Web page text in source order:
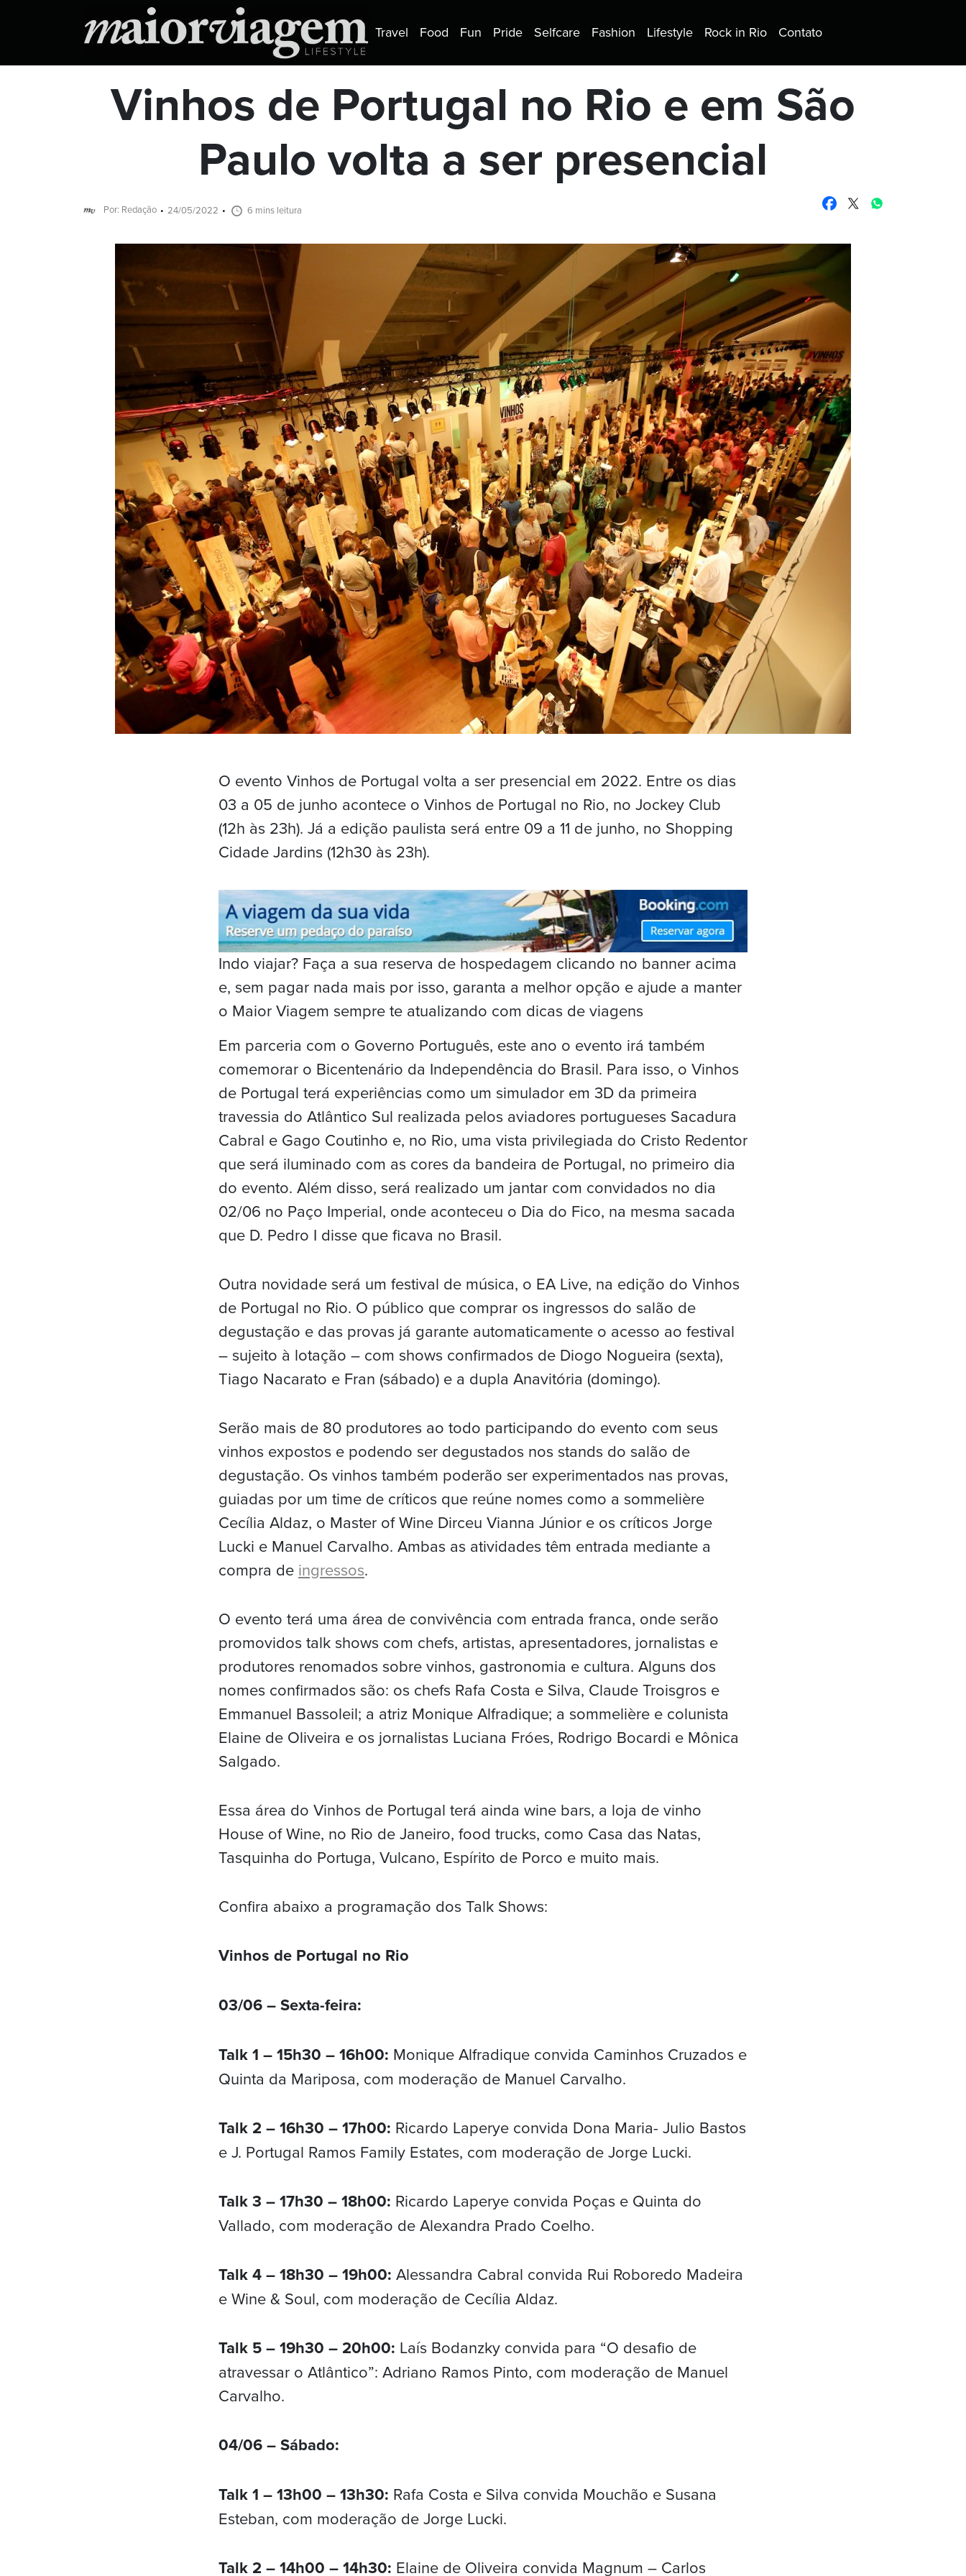
Travel Food Fun Pride Selfcare Fashion Lifestyle Rock in Rio Contato
Vinhos de Portugal no Rio e em São
Paulo volta a ser presencial
Por: Redação 24/05/2022 6 mins leitura
O evento Vinhos de Portugal volta a ser presencial em 2022. Entre os dias
03 a 05 de junho acontece o Vinhos de Portugal no Rio, no Jockey Club
(12h às 23h). Já a edição paulista será entre 09 a 11 de junho, no Shopping
Cidade Jardins (12h30 às 23h).
Indo viajar? Faça a sua reserva de hospedagem clicando no banner acima
e, sem pagar nada mais por isso, garanta a melhor opção e ajude a manter
o Maior Viagem sempre te atualizando com dicas de viagens
Em parceria com o Governo Português, este ano o evento irá também
comemorar o Bicentenário da Independência do Brasil. Para isso, o Vinhos
de Portugal terá experiências como um simulador em 3D da primeira
travessia do Atlântico Sul realizada pelos aviadores portugueses Sacadura
Cabral e Gago Coutinho e, no Rio, uma vista privilegiada do Cristo Redentor
que será iluminado com as cores da bandeira de Portugal, no primeiro dia
do evento. Além disso, será realizado um jantar com convidados no dia
02/06 no Paço Imperial, onde aconteceu o Dia do Fico, na mesma sacada
que D. Pedro I disse que ficava no Brasil.
Outra novidade será um festival de música, o EA Live, na edição do Vinhos
de Portugal no Rio. O público que comprar os ingressos do salão de
degustação e das provas já garante automaticamente o acesso ao festival
– sujeito à lotação – com shows confirmados de Diogo Nogueira (sexta),
Tiago Nacarato e Fran (sábado) e a dupla Anavitória (domingo).
Serão mais de 80 produtores ao todo participando do evento com seus
vinhos expostos e podendo ser degustados nos stands do salão de
degustação. Os vinhos também poderão ser experimentados nas provas,
guiadas por um time de críticos que reúne nomes como a sommelière
Cecília Aldaz, o Master of Wine Dirceu Vianna Júnior e os críticos Jorge
Lucki e Manuel Carvalho. Ambas as atividades têm entrada mediante a
compra de ingressos.
O evento terá uma área de convivência com entrada franca, onde serão
promovidos talk shows com chefs, artistas, apresentadores, jornalistas e
produtores renomados sobre vinhos, gastronomia e cultura. Alguns dos
nomes confirmados são: os chefs Rafa Costa e Silva, Claude Troisgros e
Emmanuel Bassoleil; a atriz Monique Alfradique; a sommelière e colunista
Elaine de Oliveira e os jornalistas Luciana Fróes, Rodrigo Bocardi e Mônica
Salgado.
Essa área do Vinhos de Portugal terá ainda wine bars, a loja de vinho
House of Wine, no Rio de Janeiro, food trucks, como Casa das Natas,
Tasquinha do Portuga, Vulcano, Espírito de Porco e muito mais.
Confira abaixo a programação dos Talk Shows:
Vinhos de Portugal no Rio
03/06 – Sexta-feira:
Talk 1 – 15h30 – 16h00: Monique Alfradique convida Caminhos Cruzados e
Quinta da Mariposa, com moderação de Manuel Carvalho.
Talk 2 – 16h30 – 17h00: Ricardo Laperye convida Dona Maria- Julio Bastos
e J. Portugal Ramos Family Estates, com moderação de Jorge Lucki.
Talk 3 – 17h30 – 18h00: Ricardo Laperye convida Poças e Quinta do
Vallado, com moderação de Alexandra Prado Coelho.
Talk 4 – 18h30 – 19h00: Alessandra Cabral convida Rui Roboredo Madeira
e Wine & Soul, com moderação de Cecília Aldaz.
Talk 5 – 19h30 – 20h00: Laís Bodanzky convida para “O desafio de
atravessar o Atlântico”: Adriano Ramos Pinto, com moderação de Manuel
Carvalho.
04/06 – Sábado:
Talk 1 – 13h00 – 13h30: Rafa Costa e Silva convida Mouchão e Susana
Esteban, com moderação de Jorge Lucki.
Talk 2 – 14h00 – 14h30: Elaine de Oliveira convida Magnum – Carlos